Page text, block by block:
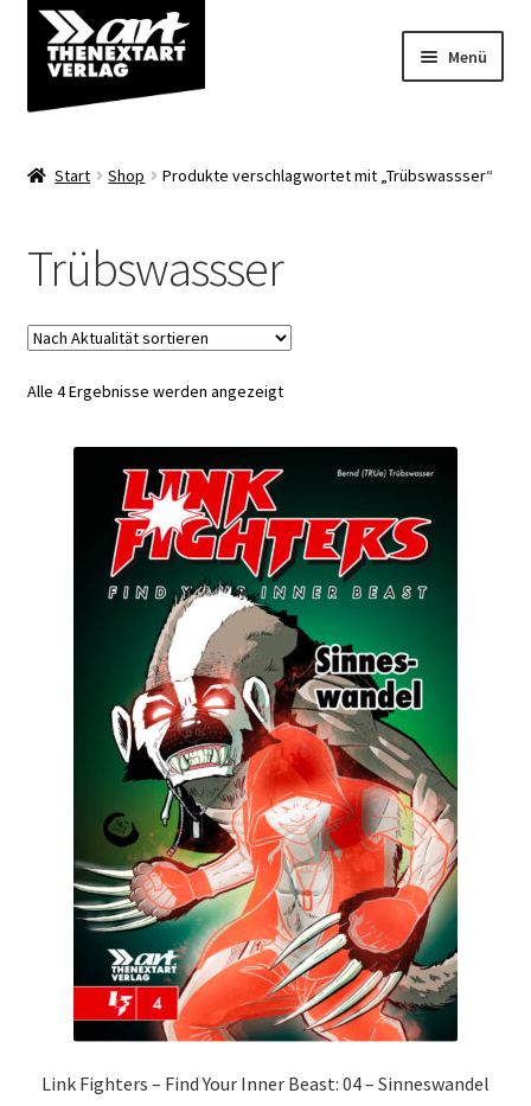
Zur
Navigation
springen
Zum
Inhalt
springen
Menü
Über uns
Start Shop Produkte verschlagwortet mit „Trübswassser“
Trübswassser
Alle 4 Ergebnisse werden angezeigtNach
Link Fighters – Find Your Inner Beast: 04 – Sinneswandel